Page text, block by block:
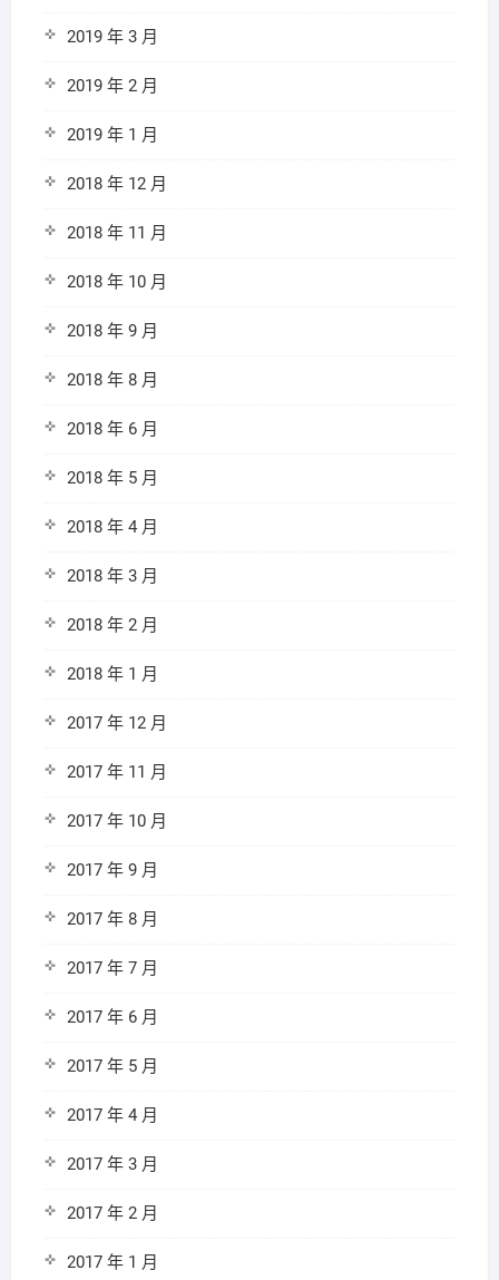
2019 年 3 月
2019 年 2 月
2019 年 1 月
2018 年 12 月
2018 年 11 月
2018 年 10 月
2018 年 9 月
2018 年 8 月
2018 年 6 月
2018 年 5 月
2018 年 4 月
2018 年 3 月
2018 年 2 月
2018 年 1 月
2017 年 12 月
2017 年 11 月
2017 年 10 月
2017 年 9 月
2017 年 8 月
2017 年 7 月
2017 年 6 月
2017 年 5 月
2017 年 4 月
2017 年 3 月
2017 年 2 月
2017 年 1 月